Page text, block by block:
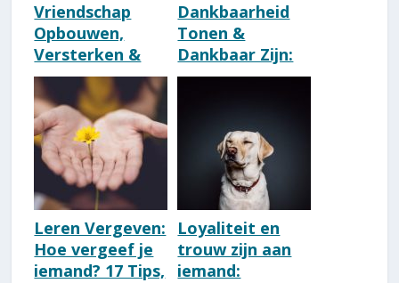
Vriendschap
Opbouwen,
Versterken &
Onderhouden
[16 Tips + Test]
Dankbaarheid
Tonen &
Dankbaar Zijn:
16 Tips (Direct
Leren Vergeven:
Hoe vergeef je
iemand? 17 Tips,
Loyaliteit en
trouw zijn aan
iemand: